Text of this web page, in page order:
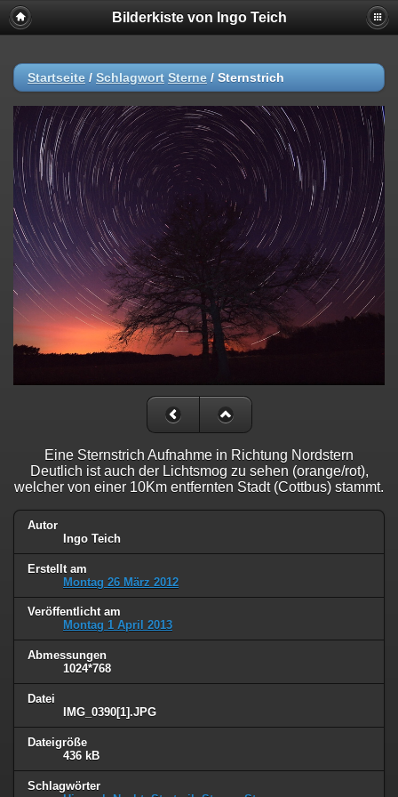
Bilderkiste von Ingo Teich
Startseite / Schlagwort Sterne / Sternstrich
Eine Sternstrich Aufnahme in Richtung Nordstern
Deutlich ist auch der Lichtsmog zu sehen (orange/rot),
welcher von einer 10Km entfernten Stadt (Cottbus) stammt.
Autor
Ingo Teich
Erstellt am
Montag 26 März 2012
Veröffentlicht am
Montag 1 April 2013
Abmessungen
1024*768
Datei
IMG_0390[1].JPG
Dateigröße
436 kB
Schlagwörter